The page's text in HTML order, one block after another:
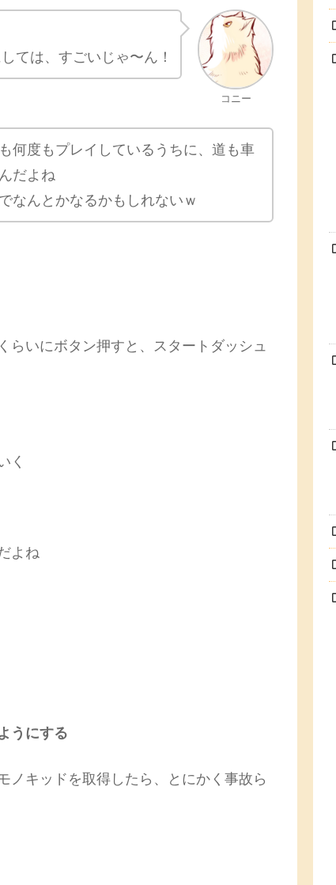
コニー
ては、すごいじゃ〜ん！
何度もプレイしているうちに、道も車
だよね
なんとかなるかもしれないｗ
らいにボタン押すと、スタートダッシュ
く
よね
うにする
ノキッドを取得したら、とにかく事故ら